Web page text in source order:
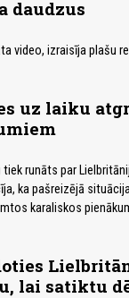
daudzus
video, izraisīja plašu
uz laiku
tiek runāts par
ka pašreizējā
karaliskos
lai satiktu